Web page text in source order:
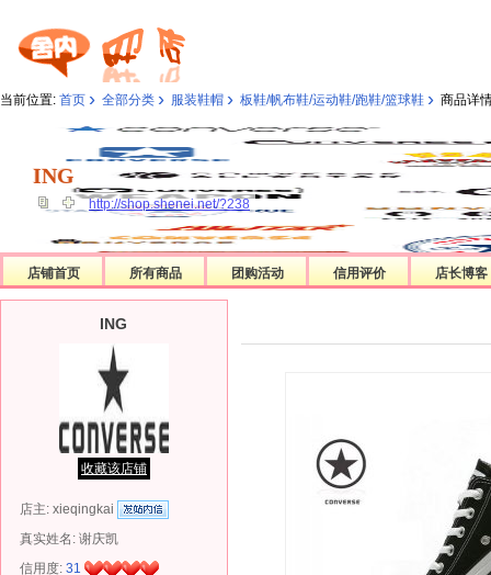
当前位置: 首页 › 全部分类 › 服装鞋帽 › 板鞋/帆布鞋/运动鞋/跑鞋/篮球鞋 › 商品详
ING
ING
http://shop.shenei.net/?238
店铺首页 所有商品 团购活动 信用评价 店长博客
ING
收藏该店铺
店主: xieqingkai
真实姓名: 谢庆凯
信用度: 31